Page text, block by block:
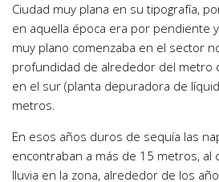
Ciudad muy plana en su tipografía,
en aquella época era por pendiente
muy plano comenzaba en el sector
profundidad de alrededor del metro
en el sur (planta depuradora de
metros.
En esos años duros de sequía las
encontraban a más de 15 metros, al
lluvia en la zona, alrededor de los